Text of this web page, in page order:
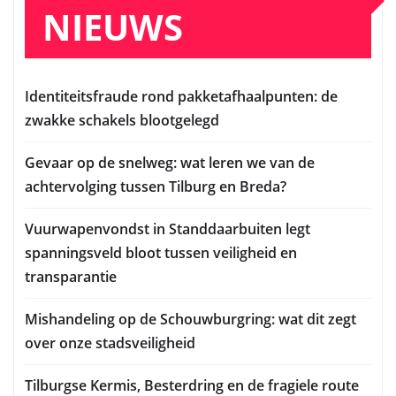
NIEUWS
Identiteitsfraude rond pakketafhaalpunten: de
zwakke schakels blootgelegd
Gevaar op de snelweg: wat leren we van de
achtervolging tussen Tilburg en Breda?
Vuurwapenvondst in Standdaarbuiten legt
spanningsveld bloot tussen veiligheid en
transparantie
Mishandeling op de Schouwburgring: wat dit zegt
over onze stadsveiligheid
Tilburgse Kermis, Besterdring en de fragiele route